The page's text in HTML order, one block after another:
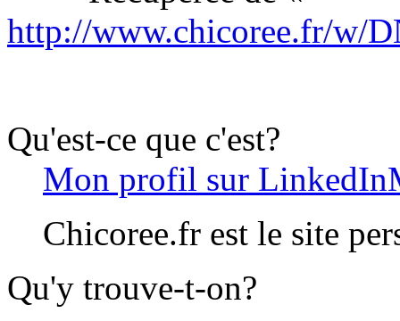
http://www.chicoree.fr/w/
Qu'est-ce que c'est?
Mon profil sur LinkedIn
Chicoree.fr est le site
Qu'y trouve-t-on?